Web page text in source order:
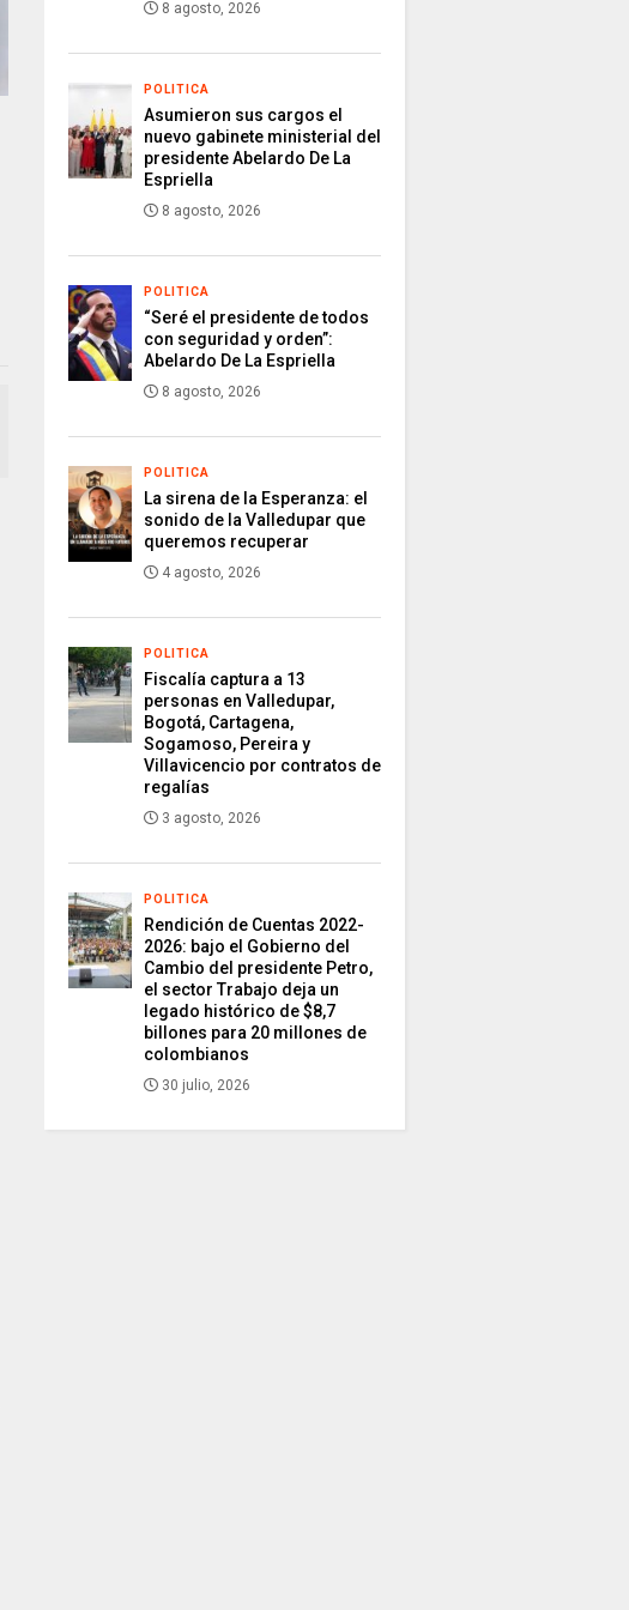
8 agosto, 2026
POLITICA
Asumieron sus cargos el
nuevo gabinete ministerial del
presidente Abelardo De La
Espriella
8 agosto, 2026
POLITICA
“Seré el presidente de todos
con seguridad y orden”:
Abelardo De La Espriella
8 agosto, 2026
POLITICA
La sirena de la Esperanza: el
sonido de la Valledupar que
queremos recuperar
4 agosto, 2026
POLITICA
Fiscalía captura a 13
personas en Valledupar,
Bogotá, Cartagena,
Sogamoso, Pereira y
Villavicencio por contratos de
regalías
3 agosto, 2026
POLITICA
Rendición de Cuentas 2022-
2026: bajo el Gobierno del
Cambio del presidente Petro,
el sector Trabajo deja un
legado histórico de $8,7
billones para 20 millones de
colombianos
30 julio, 2026